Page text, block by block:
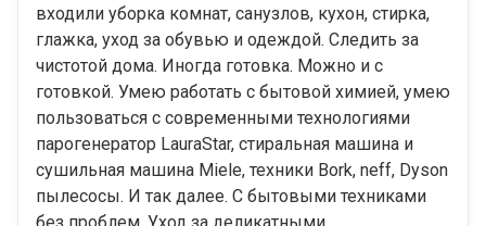
входили уборка комнат, санузлов, кухон, стирка,
глажка, уход за обувью и одеждой. Следить за
чистотой дома. Иногда готовка. Можно и с
готовкой. Умею работать с бытовой химией, умею
пользоваться с современными технологиями
парогенератор LauraStar, стиральная машина и
сушильная машина Miele, техники Bork, neff, Dyson
пылесосы. И так далее. С бытовыми техниками